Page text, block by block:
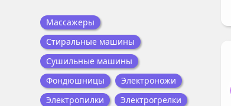
Массажеры
Стиральные машины
Сушильные машины
Фондюшницы
Электроножи
Электропилки
Электрогрелки